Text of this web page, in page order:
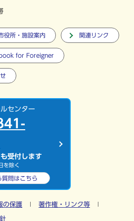
役所・施設案内 関連リンク
for Foreigner
センター
受付します
を除く
質問はこちら
の保護 著作権・リンク等